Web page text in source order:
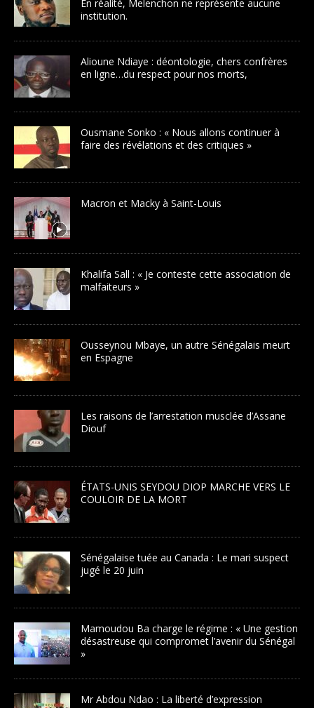
En réalité, Melenchon ne représente aucune
institution.
Alioune Ndiaye : déontologie, chers confrères
en ligne…du respect pour nos morts,
Ousmane Sonko : « Nous allons continuer à
faire des révélations et des critiques »
Macron et Macky à Saint-Louis
Khalifa Sall : « Je conteste cette association de
malfaiteurs »
Ousseynou Mbaye, un autre Sénégalais meurt
en Espagne
Les raisons de l’arrestation musclée d’Assane
Diouf
ÉTATS-UNIS SEYDOU DIOP MARCHE VERS LE
COULOIR DE LA MORT
Sénégalaise tuée au Canada : Le mari suspect
jugé le 20 juin
Mamoudou Ba charge le régime : « Une gestion
désastreuse qui compromet l’avenir du Sénégal
»
Mr Abdou Ndao : La liberté d’expression